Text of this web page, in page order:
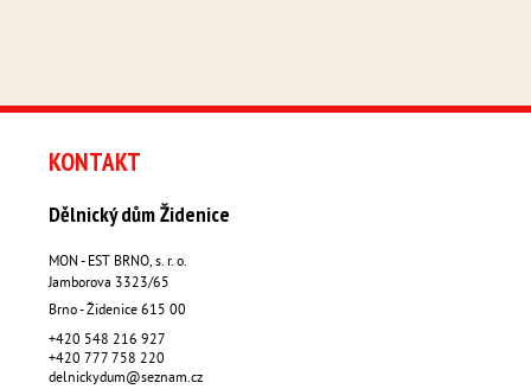
KONTAKT
Dělnický dům Židenice
MON - EST BRNO, s. r. o.
Jamborova 3323/65
Brno - Židenice 615 00
+420 548 216 927
+420 777 758 220
delnickydum@seznam.cz